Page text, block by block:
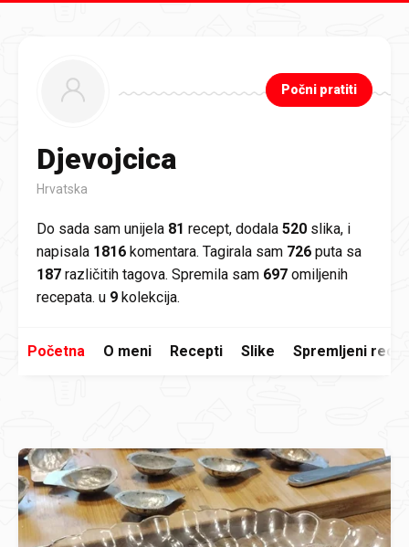
Djevojcica
Hrvatska
Počni pratiti
Do sada sam unijela 81 recept, dodala 520 slika, i
napisala 1816 komentara. Tagirala sam 726 puta sa
187 različitih tagova. Spremila sam 697 omiljenih
recepata. u 9 kolekcija.
Početna O meni Recepti Slike Spremljeni